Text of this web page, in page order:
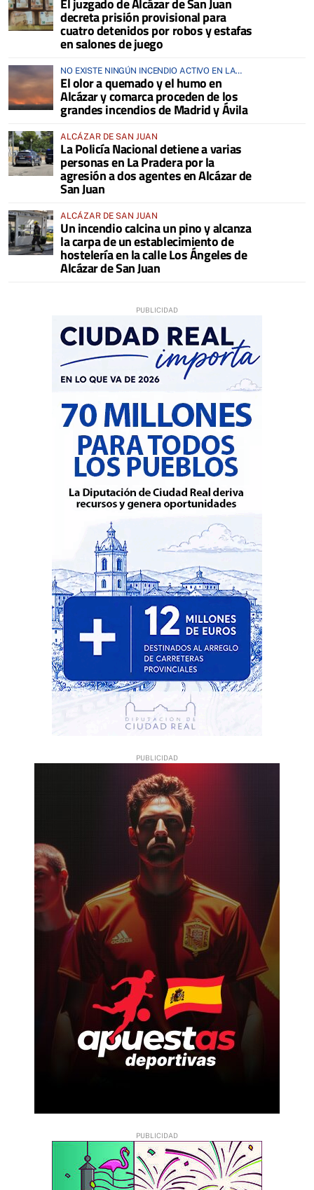
El juzgado de Alcázar de San Juan
decreta prisión provisional para
cuatro detenidos por robos y estafas
en salones de juego
NO EXISTE NINGÚN INCENDIO ACTIVO EN LA
COMARCA
El olor a quemado y el humo en
Alcázar y comarca proceden de los
grandes incendios de Madrid y Ávila
ALCÁZAR DE SAN JUAN
La Policía Nacional detiene a varias
personas en La Pradera por la
agresión a dos agentes en Alcázar de
San Juan
ALCÁZAR DE SAN JUAN
Un incendio calcina un pino y alcanza
la carpa de un establecimiento de
hostelería en la calle Los Ángeles de
Alcázar de San Juan